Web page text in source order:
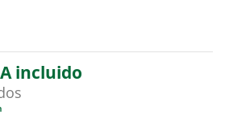
incluido